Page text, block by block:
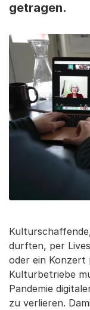
getragen.
durften, per
oder ein Konzert
Kulturbetriebe
Pandemie
zu verlieren.